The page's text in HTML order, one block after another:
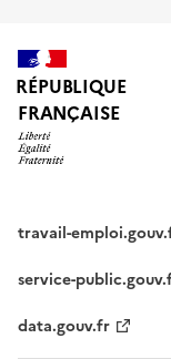
RÉPUBLIQUE
FRANÇAISE
travail-
service-
data.gouv.fr